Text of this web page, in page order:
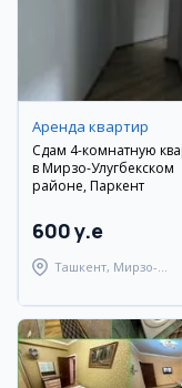
Аренда квартир
Сдам 4-комнатную
в Мирзо-Улугбекском
районе, Паркент
600 y.e
Ташкент, Мирзо-